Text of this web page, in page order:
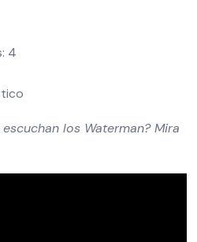
4
los Waterman? Mira